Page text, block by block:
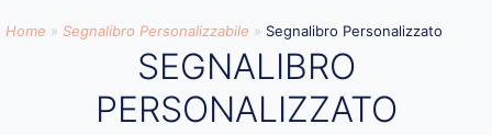
Home » Segnalibro Personalizzabile » Segnalibro Personalizzato
SEGNALIBRO
PERSONALIZZATO